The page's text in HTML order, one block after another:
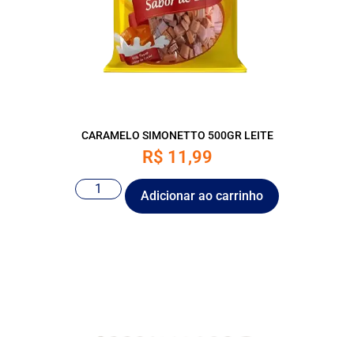
CARAMELO SIMONETTO 500GR LEITE
R$ 11,99
Adicionar ao carrinho